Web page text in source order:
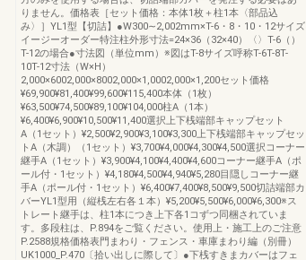
りません。価格表［セット価格：本体1枚＋柱1本〈部品込
み〉］YL1型【切詰】●W300∼2,002mm×T-6・8・10・12サイズ
イージーオーダー特注柱外形寸法=24×36（32×40）〈〉T-6（）
T-12の場合●寸法図（単位mm）※図はT-8サイズ呼称T-6T-8T-
10T-12寸法（W×H）
2,000×6002,000×8002,000×1,0002,000×1,200セット価格
¥69,900¥81,400¥99,600¥115,400本体（1枚）
¥63,500¥74,500¥89,100¥104,000柱A（1本）
¥6,400¥6,900¥10,500¥11,400選択上下桟端部キャップセット
A（1セット）¥2,500¥2,900¥3,100¥3,300上下桟端部キャップセッ
トA（木調）（1セット）¥3,700¥4,000¥4,300¥4,500選択コーナー
継手A（1セット）¥3,900¥4,100¥4,400¥4,600コーナー継手A（ポ
ール付・1セット）¥4,180¥4,500¥4,940¥5,280目隠しコーナー継
手A（ポール付・1セット）¥6,400¥7,400¥8,500¥9,500切詰端部カ
バーYL1型用（縦桟左右各１本）¥5,200¥5,500¥6,000¥6,300※ス
トレート継手は、柱1本につき上下各1コずつ同梱されていま
す。多段柱は、P.894をご覧ください。使用上・施工上のご注意
P.2588規格価格表門まわり・フェンス・車庫まわり編（別冊）
UK1000_P.470〔拾い出しに際して〕●下桟すきまカバーはフェ